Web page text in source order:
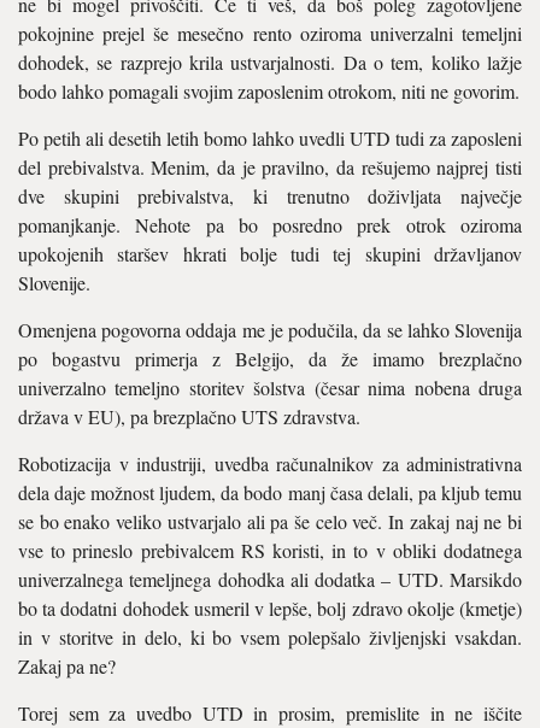
pokojnine prejel še mesečno rento oziroma univerzalni temeljni
dohodek, se razprejo krila ustvarjalnosti. Da o tem, koliko lažje
bodo lahko pomagali svojim zaposlenim otrokom, niti ne govorim.
Po petih ali desetih letih bomo lahko uvedli UTD tudi za zaposleni
del prebivalstva. Menim, da je pravilno, da rešujemo najprej tisti
dve skupini prebivalstva, ki trenutno doživljata največje
pomanjkanje. Nehote pa bo posredno prek otrok oziroma
upokojenih staršev hkrati bolje tudi tej skupini državljanov
Slovenije.
Omenjena pogovorna oddaja me je podučila, da se lahko Slovenija
po bogastvu primerja z Belgijo, da že imamo brezplačno
univerzalno temeljno storitev šolstva (česar nima nobena druga
država v EU), pa brezplačno UTS zdravstva.
Robotizacija v industriji, uvedba računalnikov za administrativna
dela daje možnost ljudem, da bodo manj časa delali, pa kljub temu
se bo enako veliko ustvarjalo ali pa še celo več. In zakaj naj ne bi
vse to prineslo prebivalcem RS koristi, in to v obliki dodatnega
univerzalnega temeljnega dohodka ali dodatka – UTD. Marsikdo
bo ta dodatni dohodek usmeril v lepše, bolj zdravo okolje (kmetje)
in v storitve in delo, ki bo vsem polepšalo življenjski vsakdan.
Zakaj pa ne?
Torej sem za uvedbo UTD in prosim, premislite in ne iščite